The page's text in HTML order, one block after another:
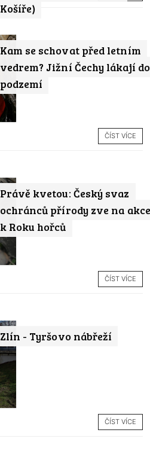
Košíře)
Kam se schovat před letním
vedrem? Jižní Čechy lákají do
podzemí
ČÍST VÍCE
Právě kvetou: Český svaz
ochránců přírody zve na akce
k Roku hořců
ČÍST VÍCE
Zlín - Tyršovo nábřeží
ČÍST VÍCE